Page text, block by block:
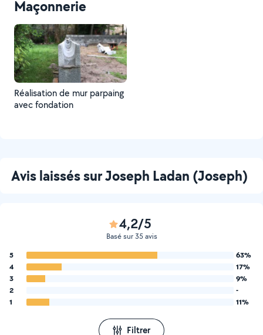
Maçonnerie
Réalisation de mur parpaing
avec fondation
Avis laissés sur Joseph Ladan (Joseph)
4,2/5
Basé sur 35 avis
5
63%
4
17%
3
9%
2
-
1
11%
Filtrer